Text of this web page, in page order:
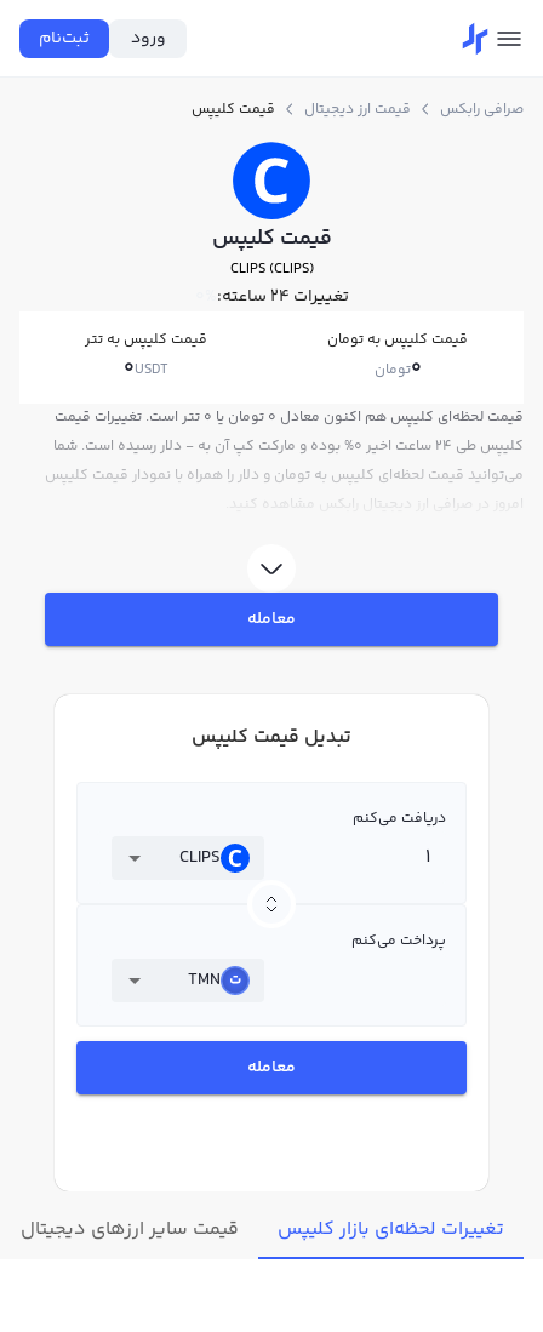
ورود ثبت‌نام
صرافی رابکس قیمت ارز دیجیتال قیمت کلیپس
قیمت کلیپس
CLIPS (CLIPS)
تغییرات ۲۴ ساعته: 0%
قیمت کلیپس به تومان
0تومان
قیمت کلیپس به تتر
0USDT
قیمت لحظه‌ای کلیپس هم اکنون معادل 0 تومان یا 0 تتر است. تغییرات قیمت
کلیپس طی 24 ساعت اخیر 0% بوده و مارکت کپ آن به - دلار رسیده است. شما
می‌توانید قیمت لحظه‌ای کلیپس به تومان و دلار را همراه با نمودار قیمت کلیپس
امروز در صرافی ارز دیجیتال رابکس مشاهده کنید.
معامله
تبدیل قیمت کلیپس
دریافت می‌کنم
CLIPS
پرداخت می‌کنم
TMN
معامله
تغییرات لحظه‌ای بازار کلیپس قیمت سایر ارزهای دیجیتال